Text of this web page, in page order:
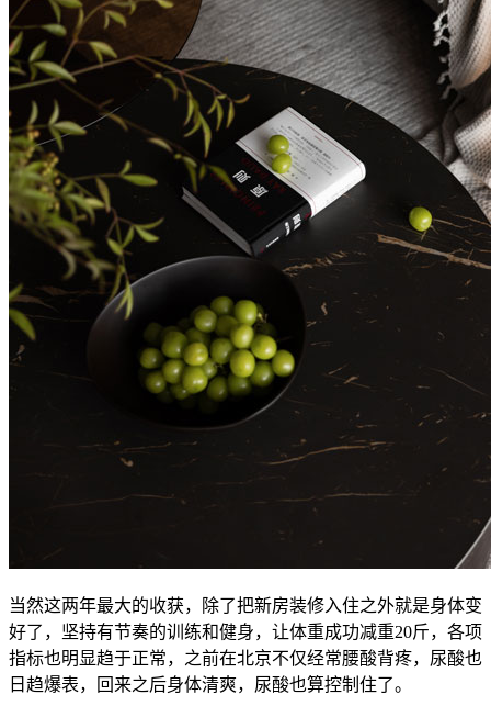
当然这两年最大的收获，除了把新房装修入住之外就是身体变
好了，坚持有节奏的训练和健身，让体重成功减重20斤，各项
指标也明显趋于正常，之前在北京不仅经常腰酸背疼，尿酸也
日趋爆表，回来之后身体清爽，尿酸也算控制住了。